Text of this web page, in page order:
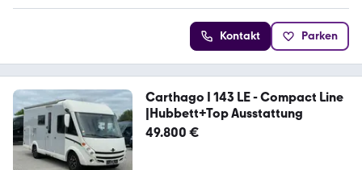
Kontakt Parken
Carthago I 143 LE - Compact Line
|Hubbett+Top Ausstattung
49.800 €